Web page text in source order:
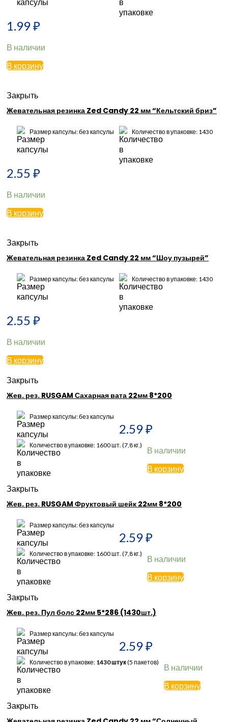
1.99₽
В наличии
В корзину
Закрыть
Жевательная резинка Zed Candy 22 мм “Кельтский бриз”
Размер капсулы: без капсулы Количество в упаковке: 1430
2.55 ₽
В наличии
В корзину
Закрыть
Жевательная резинка Zed Candy 22 мм “Шоу пузырей”
Размер капсулы: без капсулы Количество в упаковке: 1430
2.55 ₽
В наличии
В корзину
Закрыть
Жев. рез. RUSGAM Сахарная вата 22мм 8*200
Размер капсулы: без капсулы
Количество в упаковке: 1600 шт. (7,8 кг.)
2.59₽
В наличии
В корзину
Закрыть
Жев. рез. RUSGAM Фруктовый шейк 22мм 8*200
Размер капсулы: без капсулы
Количество в упаковке: 1600 шт. (7,8 кг.)
2.59₽
В наличии
В корзину
Закрыть
Жев. рез. Пул болс 22мм 5*286 (1430шт.)
Размер капсулы: без капсулы
Количество в упаковке: 1430 штук(5 пакетов)
2.59₽
В наличии
В корзину
Закрыть